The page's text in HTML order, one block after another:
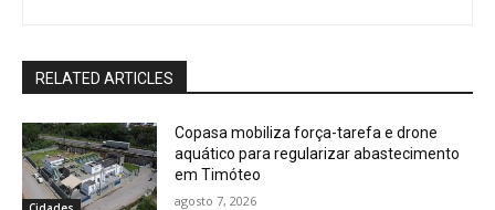
RELATED ARTICLES
Copasa mobiliza força-tarefa e drone
aquático para regularizar abastecimento
em Timóteo
agosto 7, 2026